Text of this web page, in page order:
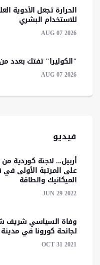
الحرارة تجعل الأدوية
للاستخدام البشري
AUG 07 2026
"الكوليرا" تفتك
AUG 07 2026
فيديو
أربيل... لاجئة كوردية
على المرتبة الأولى
الميكانيك والطاقة
JUN 29 2022
وفاة السياسي شريف
لجائحة كورونا في مدينة
OCT 31 2021